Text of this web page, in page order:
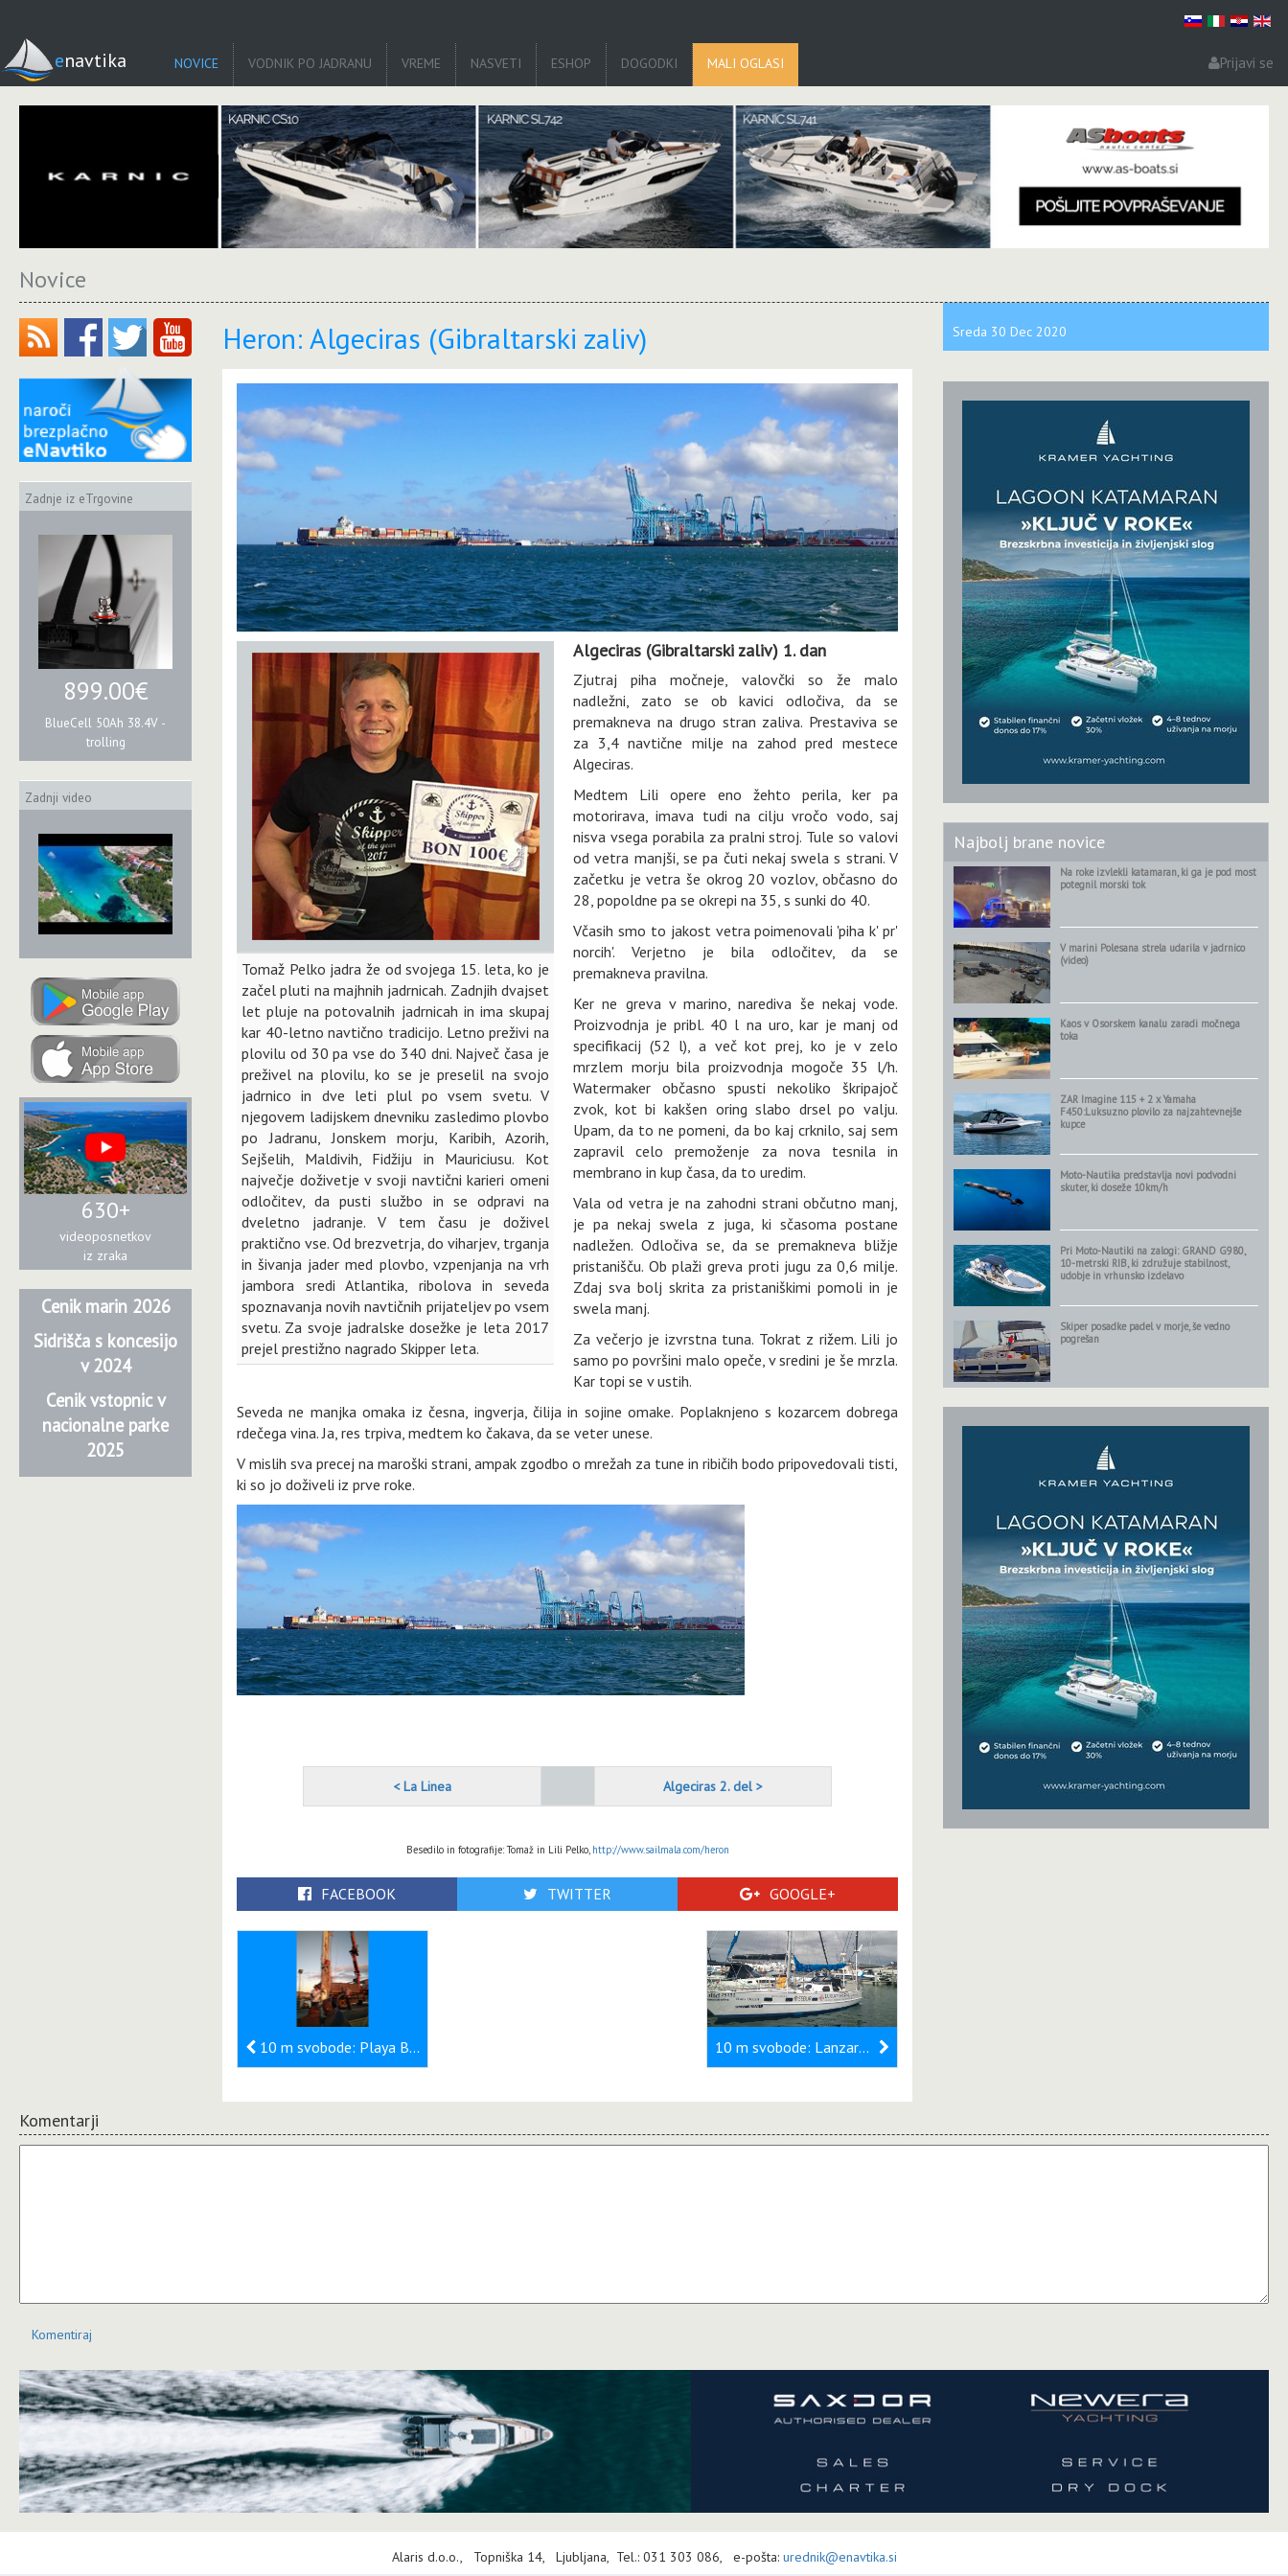
enavtika NOVICE VODNIK PO JADRANU VREME NASVETI ESHOP DOGODKI MALI OGLASI Prijavi se
Novice
Zadnje iz eTrgovine
899.00€
BlueCell 50Ah 38.4V -
trolling
Zadnji video
630+
videoposnetkov
iz zraka
Cenik marin 2026
Sidrišča s koncesijo
v 2024
Cenik vstopnic v
nacionalne parke
2025
Heron: Algeciras (Gibraltarski zaliv)
Tomaž Pelko jadra že od svojega 15. leta, ko je
začel pluti na majhnih jadrnicah. Zadnjih dvajset
let pluje na potovalnih jadrnicah in ima skupaj
kar 40-letno navtično tradicijo. Letno preživi na
plovilu od 30 pa vse do 340 dni. Največ časa je
preživel na plovilu, ko se je preselil na svojo
jadrnico in dve leti plul po vsem svetu. V
njegovem ladijskem dnevniku zasledimo plovbo
po Jadranu, Jonskem morju, Karibih, Azorih,
Sejšelih, Maldivih, Fidžiju in Mauriciusu. Kot
največje doživetje v svoji navtični karieri omeni
odločitev, da pusti službo in se odpravi na
dveletno jadranje. V tem času je doživel
praktično vse. Od brezvetrja, do viharjev, trganja
in šivanja jader med plovbo, vzpenjanja na vrh
jambora sredi Atlantika, ribolova in seveda
spoznavanja novih navtičnih prijateljev po vsem
svetu. Za svoje jadralske dosežke je leta 2017
prejel prestižno nagrado Skipper leta.
Algeciras (Gibraltarski zaliv) 1. dan
Zjutraj piha močneje, valovčki so že malo
nadležni, zato se ob kavici odločiva, da se
premakneva na drugo stran zaliva. Prestaviva se
za 3,4 navtične milje na zahod pred mestece
Algeciras.
Medtem Lili opere eno žehto perila, ker pa
motorirava, imava tudi na cilju vročo vodo, saj
nisva vsega porabila za pralni stroj. Tule so valovi
od vetra manjši, se pa čuti nekaj swela s strani. V
začetku je vetra še okrog 20 vozlov, občasno do
28, popoldne pa se okrepi na 35, s sunki do 40.
Včasih smo to jakost vetra poimenovali 'piha k' pr'
norcih'. Verjetno je bila odločitev, da se
premakneva pravilna.
Ker ne greva v marino, narediva še nekaj vode.
Proizvodnja je pribl. 40 l na uro, kar je manj od
specifikacij (52 l), a več kot prej, ko je v zelo
mrzlem morju bila proizvodnja mogoče 35 l/h.
Watermaker občasno spusti nekoliko škripajoč
zvok, kot bi kakšen oring slabo drsel po valju.
Upam, da to ne pomeni, da bo kaj crknilo, saj sem
zapravil celo premoženje za nova tesnila in
membrano in kup časa, da to uredim.
Vala od vetra je na zahodni strani občutno manj,
je pa nekaj swela z juga, ki sčasoma postane
nadležen. Odločiva se, da se premakneva bližje
pristanišču. Ob plaži greva proti jugu za 0,6 milje.
Zdaj sva bolj skrita za pristaniškimi pomoli in je
swela manj.
Za večerjo je izvrstna tuna. Tokrat z rižem. Lili jo
samo po površini malo opeče, v sredini je še mrzla.
Kar topi se v ustih.
Seveda ne manjka omaka iz česna, ingverja, čilija in sojine omake. Poplaknjeno s kozarcem dobrega
rdečega vina. Ja, res trpiva, medtem ko čakava, da se veter unese.
V mislih sva precej na maroški strani, ampak zgodbo o mrežah za tune in ribičih bodo pripovedovali tisti,
ki so jo doživeli iz prve roke.
< La Linea Algeciras 2. del >
Besedilo in fotografije: Tomaž in Lili Pelko, http://www.sailmala.com/heron
FACEBOOK TWITTER GOOGLE+
10 m svobode: Playa Blanca 10 m svobode: Lanzarote Express
Sreda 30 Dec 2020
Najbolj brane novice
Na roke izvlekli katamaran, ki ga je pod most
potegnil morski tok
V marini Polesana strela udarila v jadrnico
(video)
Kaos v Osorskem kanalu zaradi močnega
toka
ZAR Imagine 115 + 2 x Yamaha
F450:Luksuzno plovilo za najzahtevnejše
kupce
Moto-Nautika predstavlja novi podvodni
skuter, ki doseže 10km/h
Pri Moto-Nautiki na zalogi: GRAND G980,
10-metrski RIB, ki združuje stabilnost,
udobje in vrhunsko izdelavo
Skiper posadke padel v morje, še vedno
pogrešan
Komentarji
Komentiraj
Alaris d.o.o., Topniška 14, Ljubljana, Tel.: 031 303 086, e-pošta: urednik@enavtika.si